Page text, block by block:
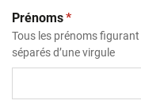
Prénoms(obligatoire)
*
Tous les prénoms figurant
séparés d’une virgule